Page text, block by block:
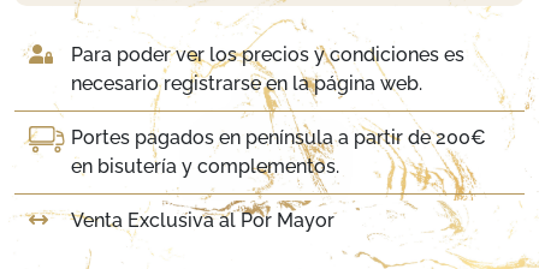
Para poder ver los precios y condiciones es
necesario registrarse en la página web.
Portes pagados en península a partir de 200€
en bisutería y complementos.
Venta Exclusiva al Por Mayor